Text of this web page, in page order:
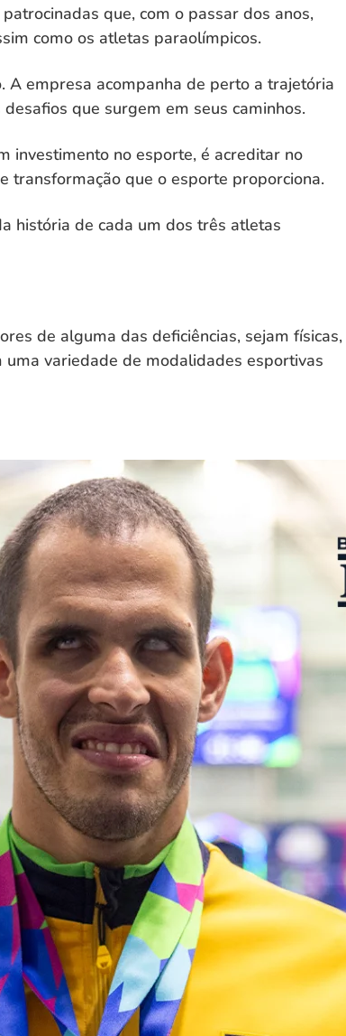
que, com o passar dos anos,
como os atletas paraolímpicos.
A empresa acompanha de perto a trajetória
que surgem em seus caminhos.
investimento no esporte, é acreditar no
transformação que o esporte proporciona.
história de cada um dos três atletas
de alguma das deficiências, sejam físicas,
variedade de modalidades esportivas